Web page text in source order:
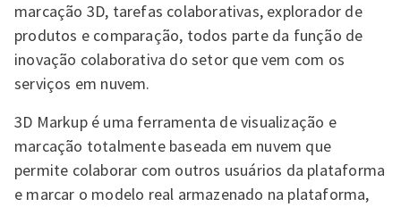
marcação 3D, tarefas colaborativas, explorador de
produtos e comparação, todos parte da função de
inovação colaborativa do setor que vem com os
serviços em nuvem.
3D Markup é uma ferramenta de visualização e
marcação totalmente baseada em nuvem que
permite colaborar com outros usuários da plataforma
e marcar o modelo real armazenado na plataforma,